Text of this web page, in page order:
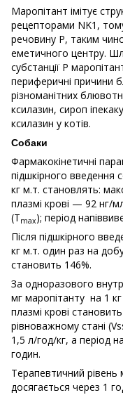
Маропітант імітує
рецепторами NK1,
речовину P, таким
еметичного центру.
субстанції Р
периферичні причини
різноманітних
ксилазин, сироп
ксилазин у котів.
Собаки
Фармакокінетичні
підшкірного введення
кг м.т. становлять:
плазмі крові — 92 нг/
(Tmax); період
Після підшкірного
кг м.т. один раз на
становить 146%.
За одноразового
мг маропітанту на 1
плазмі крові
рівноважному стані
1,5 л/год/кг, а період
годин.
Терапевтичний рівень
досягається через 1